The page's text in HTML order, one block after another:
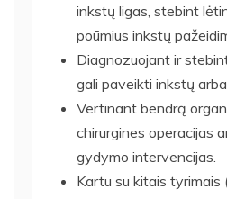
inkstų ligas, stebint
poūmius inkstų
Diagnozuojant ir
gali paveikti inkstų
Vertinant bendrą
chirurgines operacijas
gydymo intervencijas.
Kartu su kitais tyrimais